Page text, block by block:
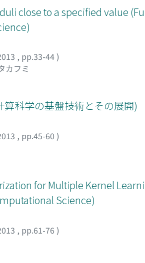
close to a specified value
, pp.33-44)
カフミ
科学の基盤技術とその展開)
, pp.45-60 )
for Multiple Kernel
Science)
, pp.61-76 )